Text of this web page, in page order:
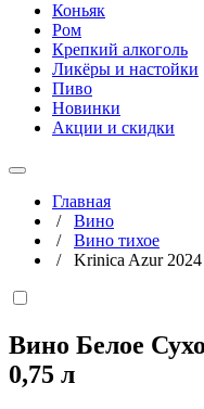
Коньяк
Ром
Крепкий алкоголь
Ликёры и настойки
Пиво
Новинки
Акции и скидки
Главная
/ Вино
/ Вино тихое
/ Krinica Azur
Вино Белое
0,75 л